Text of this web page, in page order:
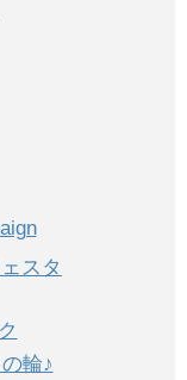
スタ
輪♪